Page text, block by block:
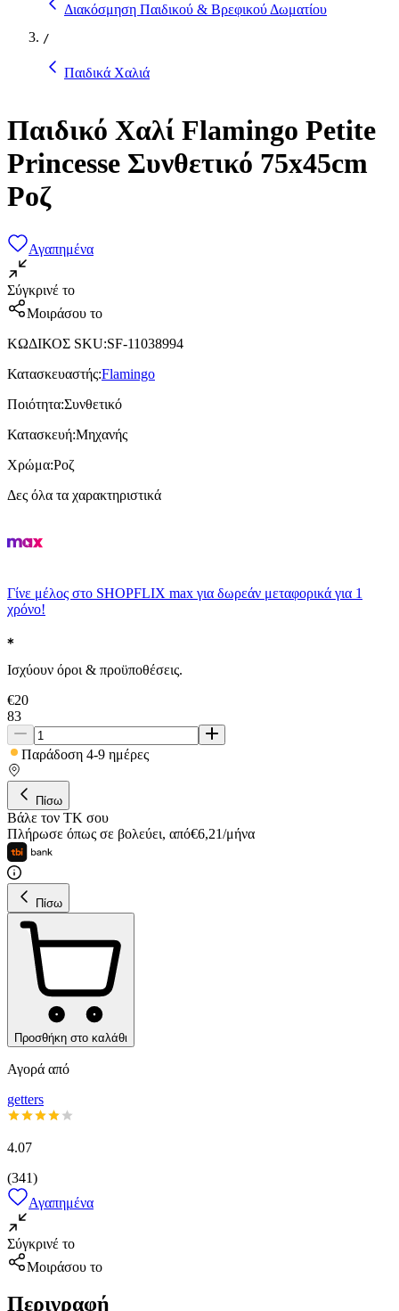
Διακόσμηση Παιδικού & Βρεφικού Δωματίου
/
Παιδικά Χαλιά
Παιδικό Χαλί Flamingo Petite
Princesse Συνθετικό 75x45cm
Ροζ
Αγαπημένα
Σύγκρινέ το
Μοιράσου το
ΚΩΔΙΚΟΣ SKU:SF-11038994
Κατασκευαστής:Flamingo
Ποιότητα:Συνθετικό
Κατασκευή:Μηχανής
Χρώμα:Ροζ
Δες όλα τα χαρακτηριστικά
Γίνε μέλος στο SHOPFLIX max για δωρεάν μεταφορικά για 1
χρόνο!
Ισχύουν όροι & προϋποθέσεις.
€20
83
Παράδοση 4-9 ημέρες
Πίσω
Βάλε τον ΤΚ σου
Πλήρωσε όπως σε βολεύει, από€6,21/μήνα
Πίσω
Προσθήκη στο καλάθι
Αγορά από
getters
4.07
(341)
Αγαπημένα
Σύγκρινέ το
Μοιράσου το
Περιγραφή